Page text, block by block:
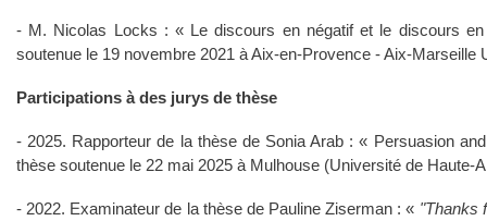
- M. Nicolas Locks : « Le discours en négatif et le discours
soutenue le 19 novembre 2021 à Aix-en-Provence - Aix-Marseille
Participations à des jurys de thèse
- 2025. Rapporteur de la thèse de Sonia Arab : « Persuasion
thèse soutenue le 22 mai 2025 à Mulhouse (Université de Haute-
- 2022. Examinateur de la thèse de Pauline Ziserman : « "Thanks